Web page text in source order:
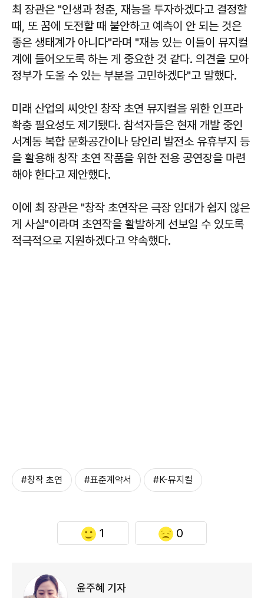
최 장관은 "인생과 청춘, 재능을 투자하겠다고 결정할
때, 또 꿈에 도전할 때 불안하고 예측이 안 되는 것은
좋은 생태계가 아니다"라며 "재능 있는 이들이 뮤지컬
계에 들어오도록 하는 게 중요한 것 같다. 의견을 모아
정부가 도울 수 있는 부분을 고민하겠다"고 말했다.
미래 산업의 씨앗인 창작 초연 뮤지컬을 위한 인프라
확충 필요성도 제기됐다. 참석자들은 현재 개발 중인
서계동 복합 문화공간이나 당인리 발전소 유휴부지 등
을 활용해 창작 초연 작품을 위한 전용 공연장을 마련
해야 한다고 제안했다.
이에 최 장관은 "창작 초연작은 극장 임대가 쉽지 않은
게 사실"이라며 초연작을 활발하게 선보일 수 있도록
적극적으로 지원하겠다고 약속했다.
#창작 초연 #표준계약서 #K-뮤지컬
1 0
윤주혜 기자